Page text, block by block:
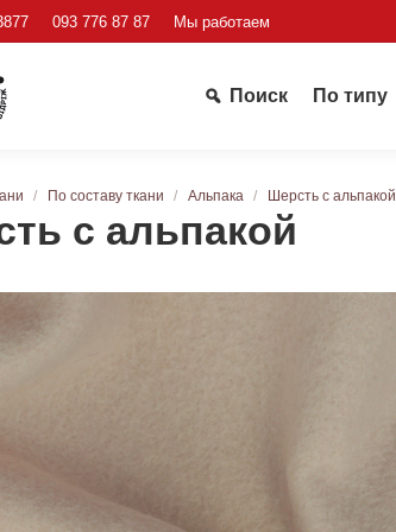
093 776 87 87 Мы работаем
Поиск По типу
с альпакой
По составу ткани Альпака Шерсть с альпакой